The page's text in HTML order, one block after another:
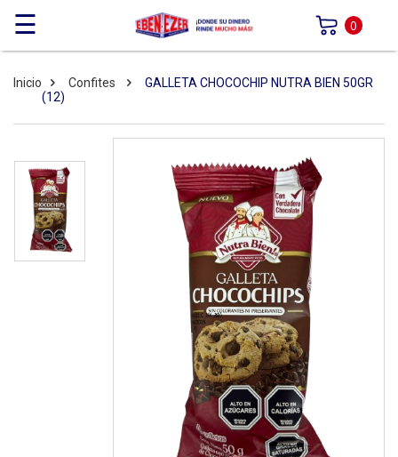
☰ 0
Inicio Confites
GALLETA CHOCOCHIP NUTRA BIEN 50GR
(12)